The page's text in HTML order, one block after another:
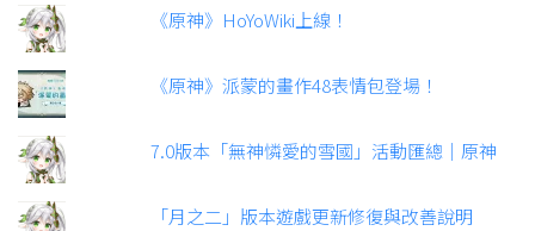
《原神》HoYoWiki上線！
《原神》派蒙的畫作48表情包登場！
7.0版本「無神憐愛的雪國」活動匯總｜原神
「月之二」版本遊戲更新修復與改善說明